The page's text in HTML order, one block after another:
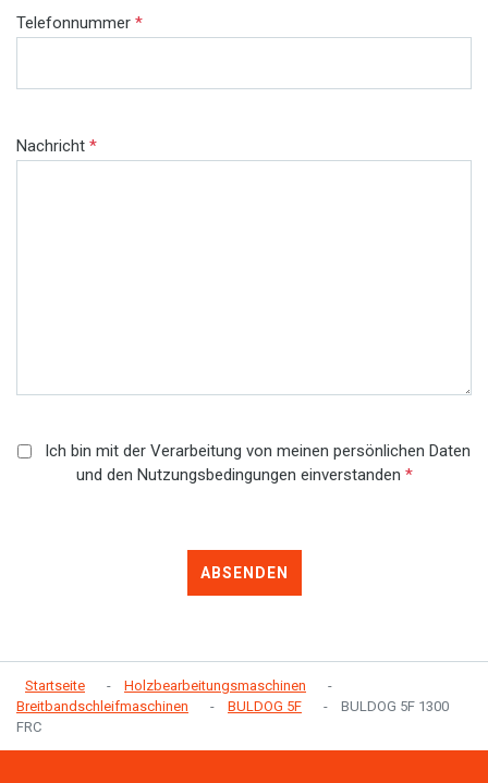
Telefonnummer *
Nachricht *
Ich bin mit der Verarbeitung von meinen persönlichen Daten
und den Nutzungsbedingungen einverstanden *
ABSENDEN
Startseite
Holzbearbeitungsmaschinen
Breitbandschleifmaschinen
BULDOG 5F
BULDOG 5F 1300
FRC